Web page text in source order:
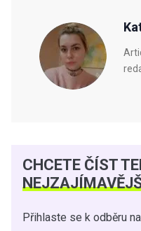
CHCETE ČÍST
Přihlaste se k odběru